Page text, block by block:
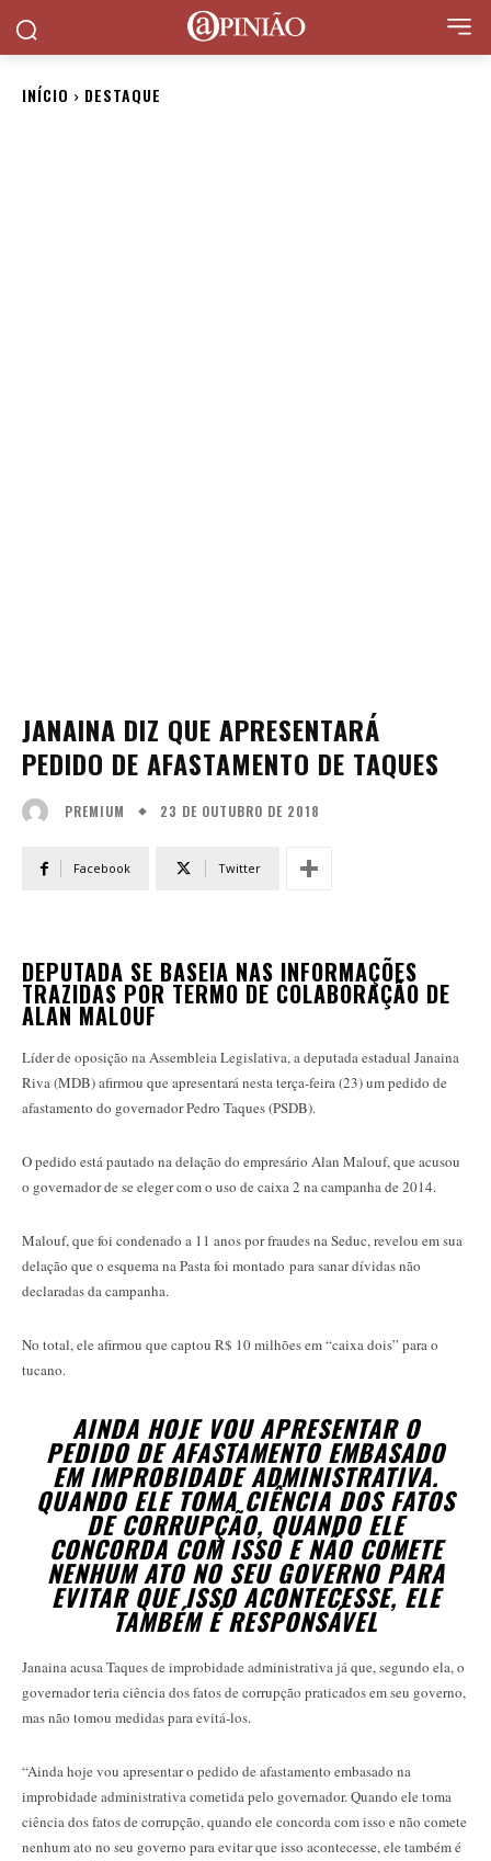
INÍCIO DESTAQUE
JANAINA DIZ QUE APRESENTARÁ
PEDIDO DE AFASTAMENTO DE TAQUES
PREMIUM 23 DE OUTUBRO DE 2018
Facebook Twitter
DEPUTADA SE BASEIA NAS INFORMAÇÕES
TRAZIDAS POR TERMO DE COLABORAÇÃO DE
ALAN MALOUF
Líder de oposição na Assembleia Legislativa, a deputada estadual Janaina
Riva (MDB) afirmou que apresentará nesta terça-feira (23) um pedido de
afastamento do governador Pedro Taques (PSDB).
O pedido está pautado na delação do empresário Alan Malouf, que acusou
o governador de se eleger com o uso de caixa 2 na campanha de 2014.
Malouf, que foi condenado a 11 anos por fraudes na Seduc, revelou em sua
delação que o esquema na Pasta foi montado para sanar dívidas não
declaradas da campanha.
No total, ele afirmou que captou R$ 10 milhões em “caixa dois” para o
tucano.
AINDA HOJE VOU APRESENTAR O
PEDIDO DE AFASTAMENTO EMBASADO
EM IMPROBIDADE ADMINISTRATIVA.
QUANDO ELE TOMA CIÊNCIA DOS FATOS
DE CORRUPÇÃO, QUANDO ELE
CONCORDA COM ISSO E NÃO COMETE
NENHUM ATO NO SEU GOVERNO PARA
EVITAR QUE ISSO ACONTECESSE, ELE
TAMBÉM É RESPONSÁVEL
Janaina acusa Taques de improbidade administrativa já que, segundo ela, o
governador teria ciência dos fatos de corrupção praticados em seu governo,
mas não tomou medidas para evitá-los.
“Ainda hoje vou apresentar o pedido de afastamento embasado na
improbidade administrativa cometida pelo governador. Quando ele toma
ciência dos fatos de corrupção, quando ele concorda com isso e não comete
nenhum ato no seu governo para evitar que isso acontecesse, ele também é